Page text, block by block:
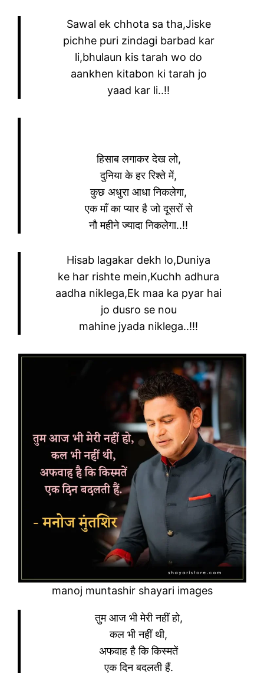
Sawal ek chhota sa tha,Jiske
pichhe puri zindagi barbad kar
li,bhulaun kis tarah wo do
aankhen kitabon ki tarah jo
yaad kar li..!!
हिसाब लगाकर देख लो,
दुनिया के हर रिश्ते में,
कुछ अधुरा आधा निकलेगा,
एक माँ का प्यार है जो दूसरों से
नौ महीने ज्यादा निकलेगा..!!
Hisab lagakar dekh lo,Duniya
ke har rishte mein,Kuchh adhura
aadha niklega,Ek maa ka pyar hai
jo dusro se nou
mahine jyada niklega..!!!
manoj muntashir shayari images
तुम आज भी मेरी नहीं हो,
कल भी नहीं थी,
अफवाह है कि किस्मतें
एक दिन बदलती हैं.